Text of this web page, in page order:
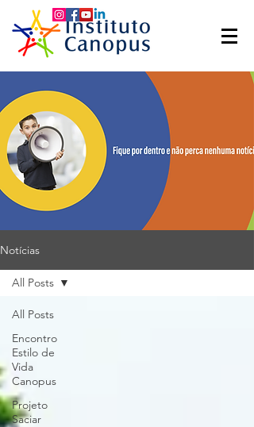
Notícias
All Posts
Encontro
Estilo de
Vida
Canopus
Projeto
Saciar
All Posts